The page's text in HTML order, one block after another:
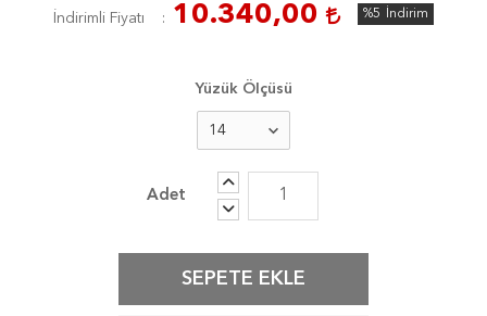
İndirimli Fiyatı 10.340,00 %5 İndirim
Yüzük Ölçüsü
SEPETE EKLE